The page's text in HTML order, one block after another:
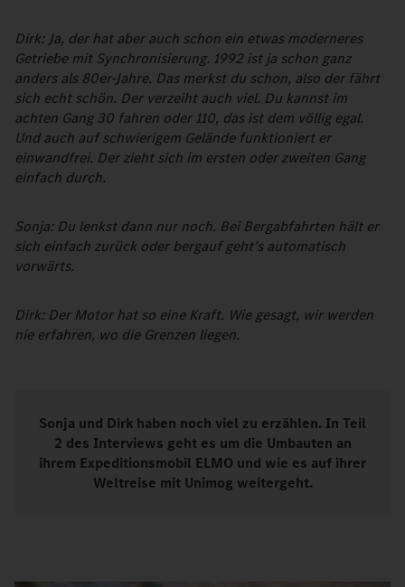
Dirk: Ja, der hat aber auch schon ein etwas moderneres
Getriebe mit Synchronisierung. 1992 ist ja schon ganz
anders als 80er-Jahre. Das merkst du schon, also der fährt
sich echt schön. Der verzeiht auch viel. Du kannst im
achten Gang 30 fahren oder 110, das ist dem völlig egal.
Und auch auf schwierigem Gelände funktioniert er
einwandfrei. Der zieht sich im ersten oder zweiten Gang
einfach durch.
Sonja: Du lenkst dann nur noch. Bei Bergabfahrten hält er
sich einfach zurück oder bergauf geht’s automatisch
vorwärts.
Dirk: Der Motor hat so eine Kraft. Wie gesagt, wir werden
nie erfahren, wo die Grenzen liegen.
Sonja und Dirk haben noch viel zu erzählen. In Teil
2 des Interviews geht es um die Umbauten an
ihrem Expeditionsmobil ELMO und wie es auf ihrer
Weltreise mit Unimog weitergeht.